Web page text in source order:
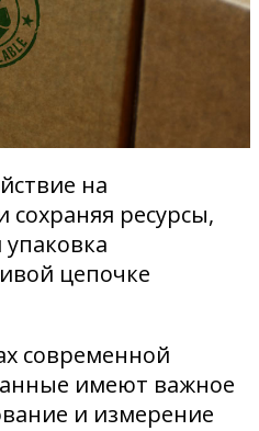
на
ресурсы,
упаковка
цепочке
современной
имеют важное
и измерение